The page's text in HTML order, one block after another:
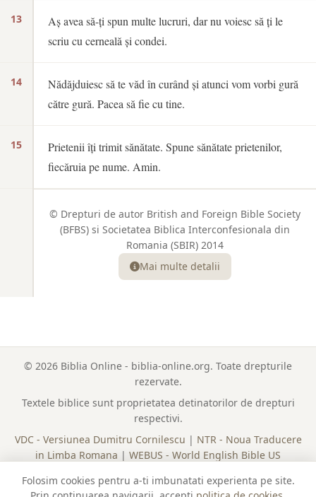
13
14
15
Aș avea să-ți spun multe lucruri, dar nu voiesc să ți le
scriu cu cerneală și condei.
Nădăjduiesc să te văd în curând și atunci vom vorbi gură
către gură. Pacea să fie cu tine.
Prietenii îți trimit sănătate. Spune sănătate prietenilor,
fiecăruia pe nume. Amin.
© Drepturi de autor British and Foreign Bible Society
(BFBS) si Societatea Biblica Interconfesionala din
Romania (SBIR) 2014
Mai multe detalii
© 2026 Biblia Online - biblia-online.org. Toate drepturile
rezervate.
Textele biblice sunt proprietatea detinatorilor de drepturi
respectivi.
VDC - Versiunea Dumitru Cornilescu | NTR - Noua Traducere
in Limba Romana | WEBUS - World English Bible US
Lista Completa a Cartilor| Plan de Citire|Politica Cookies
Folosim cookies pentru a-ti imbunatati experienta pe site.